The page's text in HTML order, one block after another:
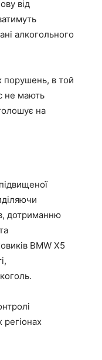
від
алкогольного
порушень, в той
не мають
на
дотриманню
BMW X5